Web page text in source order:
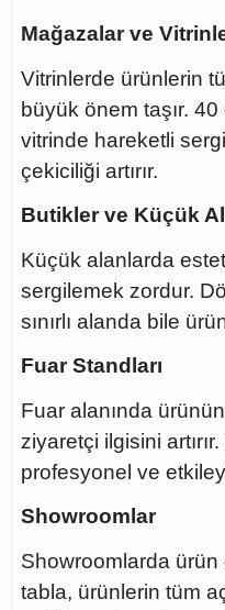
Mağazalar ve
Vitrinlerde ürünlerin
büyük önem taşır.
vitrinde hareketli
çekiciliği artırır.
Butikler ve Küçük
Küçük alanlarda
sergilemek zordur.
sınırlı alanda bile
Fuar Standları
Fuar alanında
ziyaretçi ilgisini
profesyonel ve
Showroomlar
Showroomlarda ürün
tabla, ürünlerin tüm